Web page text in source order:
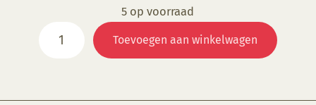
prijs
was:
€ 9,20.
prijs
is:
€ 4,96.
5 op voorraad
aantal
Toevoegen aan winkelwagen